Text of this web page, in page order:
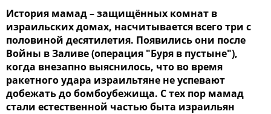
История мамад – защищённых комнат в
израильских домах, насчитывается всего три с
половиной десятилетия. Появились они после
Войны в Заливе (операция "Буря в пустыне"),
когда внезапно выяснилось, что во время
ракетного удара израильтяне не успевают
добежать до бомбоубежища. С тех пор мамад
стали естественной частью быта израильян